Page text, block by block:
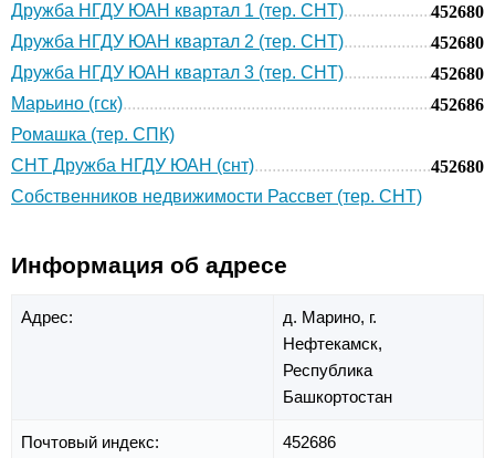
Дружба НГДУ ЮАН квартал 1 (тер. СНТ)
452680
Дружба НГДУ ЮАН квартал 2 (тер. СНТ)
452680
Дружба НГДУ ЮАН квартал 3 (тер. СНТ)
452680
Марьино (гск)
452686
Ромашка (тер. СПК)
СНТ Дружба НГДУ ЮАН (снт)
452680
Собственников недвижимости Рассвет (тер. СНТ)
Информация об адресе
Адрес: д. Марино, г.
Нефтекамск,
Республика
Башкортостан
Почтовый индекс: 452686